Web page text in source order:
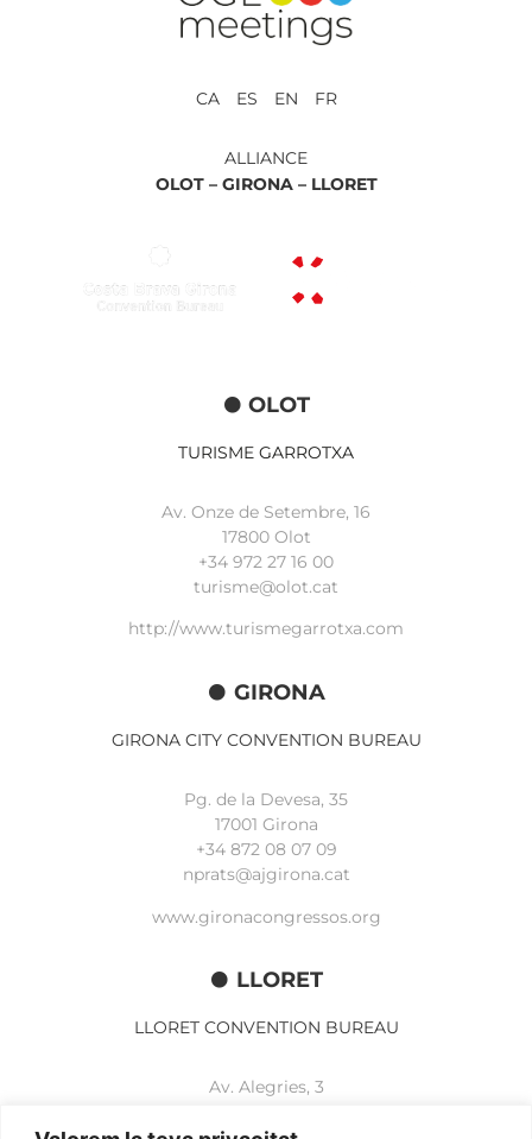
CA ES EN FR
ALLIANCE
OLOT – GIRONA – LLORET
OLOT
TURISME GARROTXA
Av. Onze de Setembre, 16
17800 Olot
+34 972 27 16 00
turisme@olot.cat
http://www.turismegarrotxa.com
GIRONA
GIRONA CITY CONVENTION BUREAU
Pg. de la Devesa, 35
17001 Girona
+34 872 08 07 09
nprats@ajgirona.cat
www.gironacongressos.org
LLORET
LLORET CONVENTION BUREAU
Av. Alegries, 3